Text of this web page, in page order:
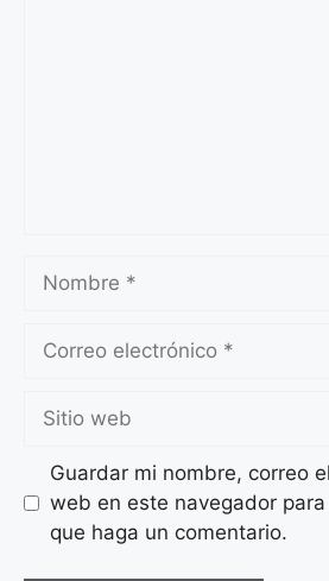
Nombre
Correo
Sitio
web
Guardar mi nombre, correo
web en este navegador
que haga un comentario.